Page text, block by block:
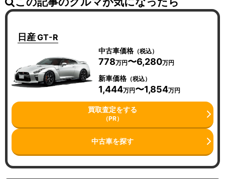
日産GT-R
中古車価格（税込）
778万円〜6,280万円
新車価格（税込）
1,444万円〜1,854万円
買取査定をする
（PR）
中古車を探す